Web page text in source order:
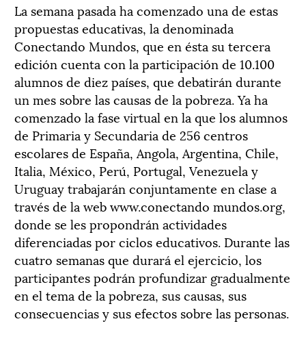
La semana pasada ha comenzado una de estas
propuestas educativas, la denominada
Conectando Mundos, que en ésta su tercera
edición cuenta con la participación de 10.100
alumnos de diez países, que debatirán durante
un mes sobre las causas de la pobreza. Ya ha
comenzado la fase virtual en la que los alumnos
de Primaria y Secundaria de 256 centros
escolares de España, Angola, Argentina, Chile,
Italia, México, Perú, Portugal, Venezuela y
Uruguay trabajarán conjuntamente en clase a
través de la web www.conectando mundos.org,
donde se les propondrán actividades
diferenciadas por ciclos educativos. Durante las
cuatro semanas que durará el ejercicio, los
participantes podrán profundizar gradualmente
en el tema de la pobreza, sus causas, sus
consecuencias y sus efectos sobre las personas.